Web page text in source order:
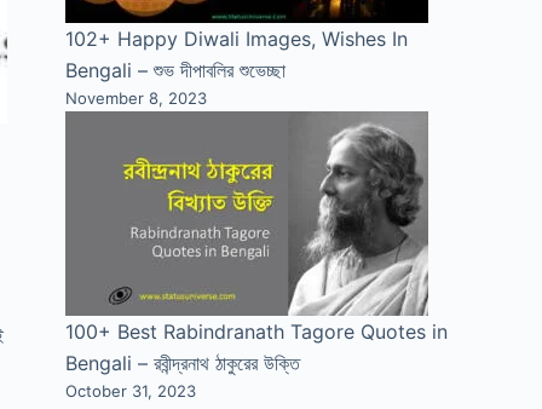
102+ Happy Diwali Images, Wishes In
Bengali – শুভ দীপাবলির শুভেচ্ছা
November 8, 2023
100+ Best Rabindranath Tagore Quotes in
Bengali – রবীন্দ্রনাথ ঠাকুরের উক্তি
October 31, 2023